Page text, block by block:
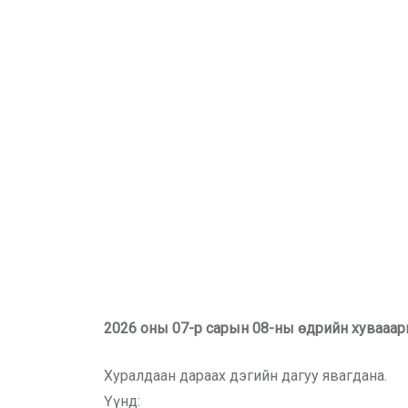
2026 оны 07-р сарын 08-ны өдрийн
Хуралдаан дараах дэгийн дагуу явагдана.
Үүнд: